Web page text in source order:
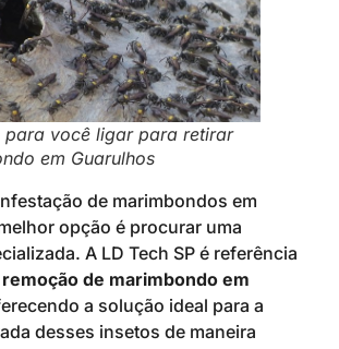
para você ligar para retirar
em Guarulhos
de marimbondos em
opção é procurar uma
A LD Tech SP é referência
remoção de marimbondo em
a solução ideal para a
desses insetos de maneira